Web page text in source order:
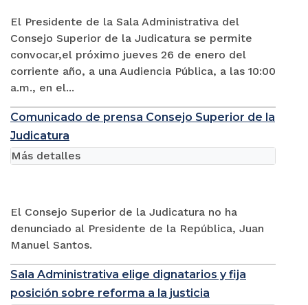
El Presidente de la Sala Administrativa del
Consejo Superior de la Judicatura se permite
convocar,el próximo jueves 26 de enero del
corriente año, a una Audiencia Pública, a las 10:00
a.m., en el...
Comunicado de prensa Consejo Superior de la
Judicatura
El Consejo Superior de la Judicatura no ha
denunciado al Presidente de la República, Juan
Manuel Santos.
Más detalles
Sala Administrativa elige dignatarios y fija
posición sobre reforma a la justicia